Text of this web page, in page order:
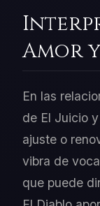
Amor
En las
de El Juicio
ajuste o
vibra de
que puede